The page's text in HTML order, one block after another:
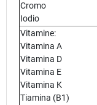
Cromo
Iodio
Vitamine:
Vitamina A
Vitamina D
Vitamina E
Vitamina K
Tiamina (B1)